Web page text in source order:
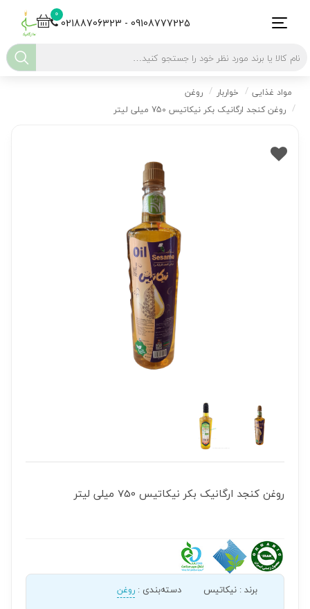
0
02188706323 - 09108777225
مواد غذایی خواربار
روغن
روغن کنجد ارگانیک بکر نیکاتیس 750 میلی لیتر
روغن کنجد ارگانیک بکر نیکاتیس 750 میلی لیتر
برند: نیکاتیس دسته‌بندی : روغن